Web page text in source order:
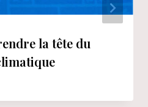
la tête du